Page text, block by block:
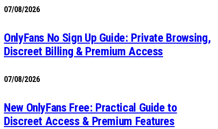
07/08/2026
OnlyFans No Sign Up Guide: Private Browsing,
Discreet Billing & Premium Access
07/08/2026
New OnlyFans Free: Practical Guide to
Discreet Access & Premium Features